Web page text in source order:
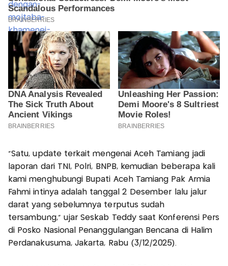
“Satu, update terkait mengenai Aceh Tamiang jadi
laporan dari TNI, Polri, BNPB, kemudian beberapa kali
kami menghubungi Bupati Aceh Tamiang Pak Armia
Fahmi intinya adalah tanggal 2 Desember lalu jalur
darat yang sebelumnya terputus sudah
tersambung,” ujar Seskab Teddy saat Konferensi Pers
di Posko Nasional Penanggulangan Bencana di Halim
Perdanakusuma, Jakarta, Rabu (3/12/2025).